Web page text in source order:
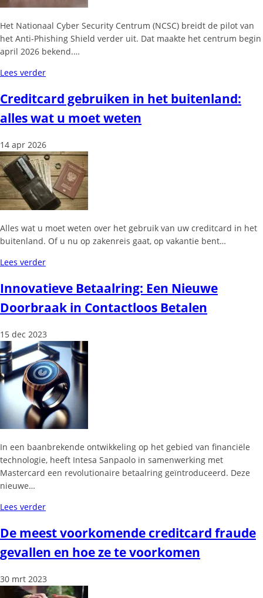
Het Nationaal Cyber Security Centrum (NCSC) breidt de pilot van
het Anti-Phishing Shield verder uit. Dat maakte het centrum begin
april 2026 bekend.…
Lees verder
Creditcard gebruiken in het buitenland:
alles wat u moet weten
14 apr 2026
Alles wat u moet weten over het gebruik van uw creditcard in het
buitenland. Of u nu op zakenreis gaat, op vakantie bent…
Lees verder
Innovatieve Betaalring: Een Nieuwe
Doorbraak in Contactloos Betalen
15 dec 2023
In een baanbrekende ontwikkeling op het gebied van financiële
technologie, heeft Intesa Sanpaolo in samenwerking met
Mastercard een revolutionaire betaalring geïntroduceerd. Deze
nieuwe…
Lees verder
De meest voorkomende creditcard fraude
gevallen en hoe ze te voorkomen
30 mrt 2023